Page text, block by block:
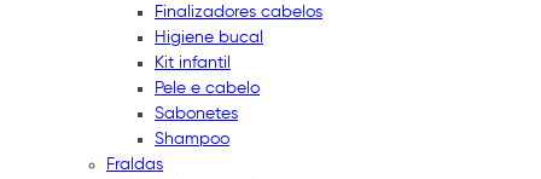
Finalizadores cabelos
Higiene bucal
Kit infantil
Pele e cabelo
Sabonetes
Shampoo
Fraldas